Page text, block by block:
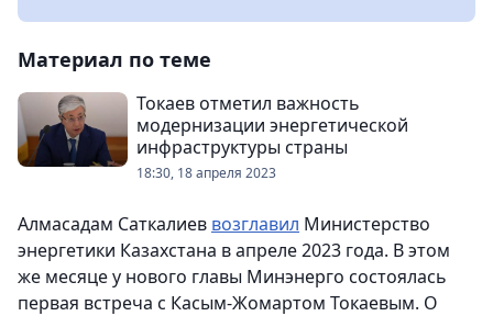
Материал по теме
Токаев отметил важность
модернизации энергетической
инфраструктуры страны
18:30, 18 апреля 2023
Алмасадам Саткалиев возглавил Министерство
энергетики Казахстана в апреле 2023 года. В этом
же месяце у нового главы Минэнерго состоялась
первая встреча с Касым-Жомартом Токаевым. О